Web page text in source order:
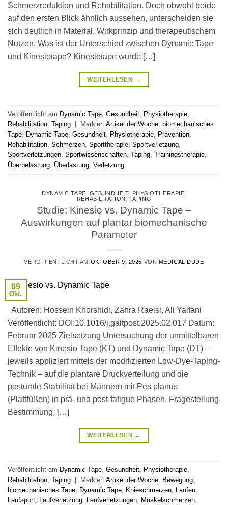
Schmerzreduktion und Rehabilitation. Doch obwohl beide
auf den ersten Blick ähnlich aussehen, unterscheiden sie
sich deutlich in Material, Wirkprinzip und therapeutischem
Nutzen. Was ist der Unterschied zwischen Dynamic Tape
und Kinesiotape? Kinesiotape wurde […]
WEITERLESEN →
Veröffentlicht am Dynamic Tape, Gesundheit, Physiotherapie,
Rehabilitation, Taping Markiert Artikel der Woche, biomechanisches
Tape, Dynamic Tape, Gesundheit, Physiotherapie, Prävention,
Rehabilitation, Schmerzen, Sporttherapie, Sportverletzung,
Sportverletzungen, Sportwissenschaften, Taping, Trainingstherapie,
Überbelastung, Überlastung, Verletzung
DYNAMIC TAPE GESUNDHEIT, PHYSIOTHERAPIE
REHABILITATION
TAPING
Studie: Kinesio vs. Dynamic Tape –
Auswirkungen auf plantar biomechanische
Parameter
VERÖFFENTLICHT AM OKTOBER 9, 2025 VON MEDICAL DUDE
09
Okt.
Autoren: Hossein Khorshidi, Zahra Raeisi, Ali Yalfani
Veröffentlicht: DOI:10.1016/j.gaitpost.2025.02.017 Datum:
Februar 2025 Zielsetzung Untersuchung der unmittelbaren
Effekte von Kinesio Tape (KT) und Dynamic Tape (DT) –
jeweils appliziert mittels der modifizierten Low-Dye-Taping-
Technik – auf die plantare Druckverteilung und die
posturale Stabilität bei Männern mit Pes planus
(Plattfüßen) in prä- und post-fatigue Phasen. Fragestellung
Bestimmung, […]
WEITERLESEN →
Veröffentlicht am Dynamic Tape, Gesundheit, Physiotherapie,
Rehabilitation, Taping Markiert Artikel der Woche, Bewegung,
biomechanisches Tape, Dynamic Tape, Knieschmerzen, Laufen,
Laufsport, Laufverletzung, Laufverletzungen, Muskelschmerzen,